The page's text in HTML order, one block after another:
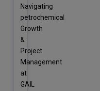
Navigating
petrochemical
Growth
&
Project
Management
at
GAIL